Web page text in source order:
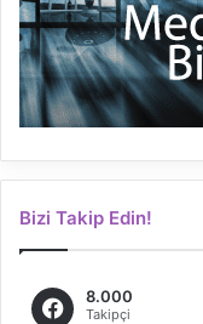
Bizi Takip Edin!
8.000
Takipçi